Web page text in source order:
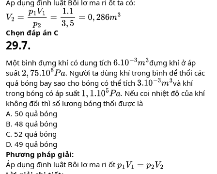
Áp dụng định luật Bôi lơ ma ri ốt ta có:
V2 =p1 V1p2= 1.1 3,5= 0,286 m3
Chọn đáp án C
29.7.
Một bình đựng khí có dung tích 6.10−3m3đựng khí ở áp
suất 2, 75.106Pa . Người ta dùng khí trong bình để thổi các
quả bóng bay sao cho bóng có thể tích 3.10−3m3và khí
trong bóng có áp suất 1, 1.105Pa . Nếu coi nhiệt độ của khí
không đổi thì số lượng bóng thổi được là
A. 50 quả bóng
B. 48 quả bóng
C. 52 quả bóng
D. 49 quả bóng
Phương pháp giải:
Áp dụng định luật Bôi lơ ma ri ốt p1 V1 =p 2V2